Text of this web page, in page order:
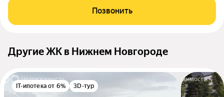
Позвонить
Другие ЖК в Нижнем Новгороде
IT-ипотека от 6% 3D-тур